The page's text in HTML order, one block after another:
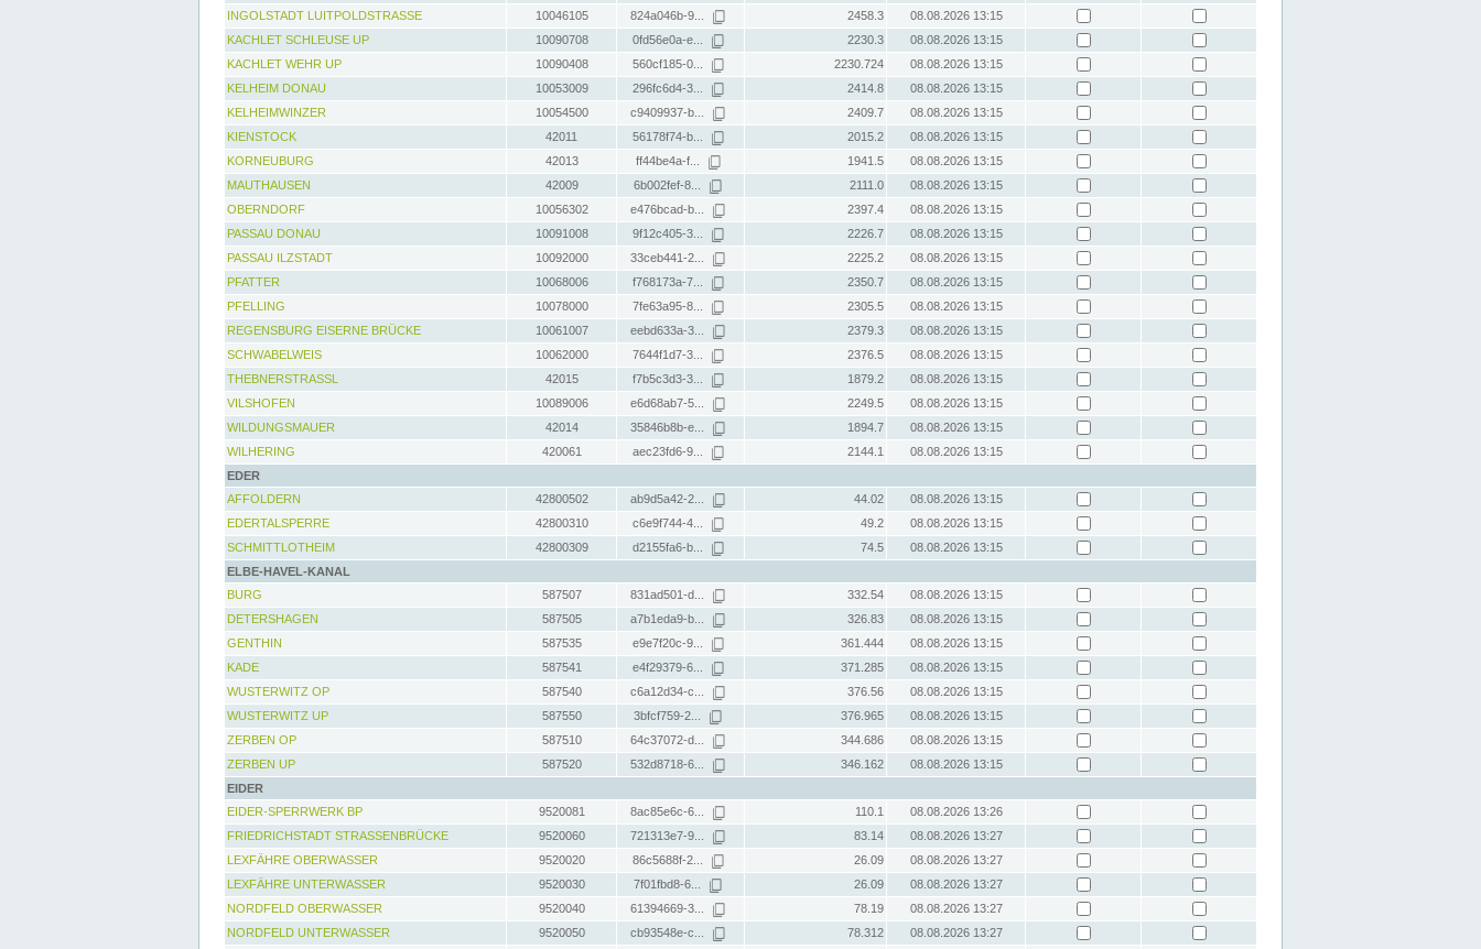
INGOLSTADT LUITPOLDSTRASSE
10046105 824a046b-9... 2458.3
08.08.2026 13:15
KACHLET SCHLEUSE UP
10090708 0fd56e0a-e... 2230.3
08.08.2026 13:15
KACHLET WEHR UP
10090408 560cf185-0... 2230.724
08.08.2026 13:15
KELHEIM DONAU
10053009 296fc6d4-3... 2414.8
08.08.2026 13:15
KELHEIMWINZER
10054500 c9409937-b... 2409.7
08.08.2026 13:15
KIENSTOCK
42011 56178f74-b... 2015.2
08.08.2026 13:15
KORNEUBURG
42013 ff44be4a-f... 1941.5
08.08.2026 13:15
MAUTHAUSEN
42009 6b002fef-8... 2111.0
08.08.2026 13:15
OBERNDORF
10056302 e476bcad-b... 2397.4
08.08.2026 13:15
PASSAU DONAU
10091008 9f12c405-3... 2226.7
08.08.2026 13:15
PASSAU ILZSTADT
10092000 33ceb441-2... 2225.2
08.08.2026 13:15
PFATTER
10068006 f768173a-7... 2350.7
08.08.2026 13:15
PFELLING
10078000 7fe63a95-8... 2305.5
08.08.2026 13:15
REGENSBURG EISERNE BRÜCKE
10061007 eebd633a-3... 2379.3
08.08.2026 13:15
SCHWABELWEIS
10062000 7644f1d7-3... 2376.5
08.08.2026 13:15
THEBNERSTRASSL
42015 f7b5c3d3-3... 1879.2
08.08.2026 13:15
VILSHOFEN
10089006 e6d68ab7-5... 2249.5
08.08.2026 13:15
WILDUNGSMAUER
42014 35846b8b-e... 1894.7
08.08.2026 13:15
WILHERING
420061 aec23fd6-9... 2144.1
08.08.2026 13:15
EDER
AFFOLDERN
42800502 ab9d5a42-2... 44.02
08.08.2026 13:15
EDERTALSPERRE
42800310 c6e9f744-4... 49.2
08.08.2026 13:15
SCHMITTLOTHEIM
42800309 d2155fa6-b... 74.5
08.08.2026 13:15
ELBE-HAVEL-KANAL
BURG
587507 831ad501-d... 332.54
08.08.2026 13:15
DETERSHAGEN
587505 a7b1eda9-b... 326.83
08.08.2026 13:15
GENTHIN
587535 e9e7f20c-9... 361.444
08.08.2026 13:15
KADE
587541 e4f29379-6... 371.285
08.08.2026 13:15
WUSTERWITZ OP
587540 c6a12d34-c... 376.56
08.08.2026 13:15
WUSTERWITZ UP
587550 3bfcf759-2... 376.965
08.08.2026 13:15
ZERBEN OP
587510 64c37072-d... 344.686
08.08.2026 13:15
ZERBEN UP
587520 532d8718-6... 346.162
08.08.2026 13:15
EIDER
EIDER-SPERRWERK BP
9520081 8ac85e6c-6... 110.1
08.08.2026 13:26
FRIEDRICHSTADT STRASSENBRÜCKE
9520060 721313e7-9... 83.14
08.08.2026 13:27
LEXFÄHRE OBERWASSER
9520020 86c5688f-2... 26.09
08.08.2026 13:27
LEXFÄHRE UNTERWASSER
9520030 7f01fbd8-6... 26.09
08.08.2026 13:27
NORDFELD OBERWASSER
9520040 61394669-3... 78.19
08.08.2026 13:27
NORDFELD UNTERWASSER
9520050 cb93548e-c... 78.312
08.08.2026 13:27